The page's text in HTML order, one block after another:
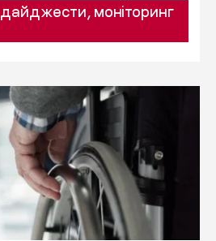
дайджести, моніторинг